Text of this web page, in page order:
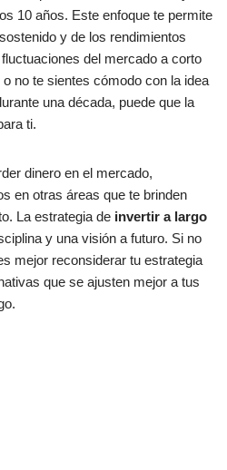
10 años. Este enfoque te permite
y de los rendimientos
del mercado a corto
no te sientes cómodo con la idea
una década, puede que la
ti.
dinero en el mercado,
en otras áreas que te brinden
La estrategia de invertir a largo
y una visión a futuro. Si no
mejor reconsiderar tu estrategia
que se ajusten mejor a tus